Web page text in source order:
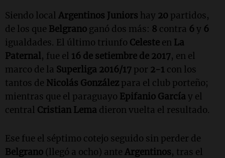
Siendo local Argentinos Juniors hay 20 partidos,
de los que Belgrano ganó dos más: 8 contra 6y 6
igualdades. El último triunfo Celeste en La
Paternal, fue el 16 de setiembre de 2017, en el
marco de la Superliga 2016/17 por 2-1 con los
tantos de Nicolás González para el club porteño;
mientras que el paraguayo Epifanio García y el
central Cristian Lema dieron vuelta el resultado.
Ese fue el séptimo cotejo seguido sin perder de
Belgrano (llegó a ocho) ante Argentinos, tras el